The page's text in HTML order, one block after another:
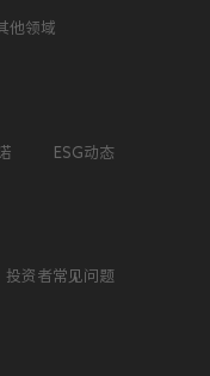
他领域
ESG动态
投资者常见问题